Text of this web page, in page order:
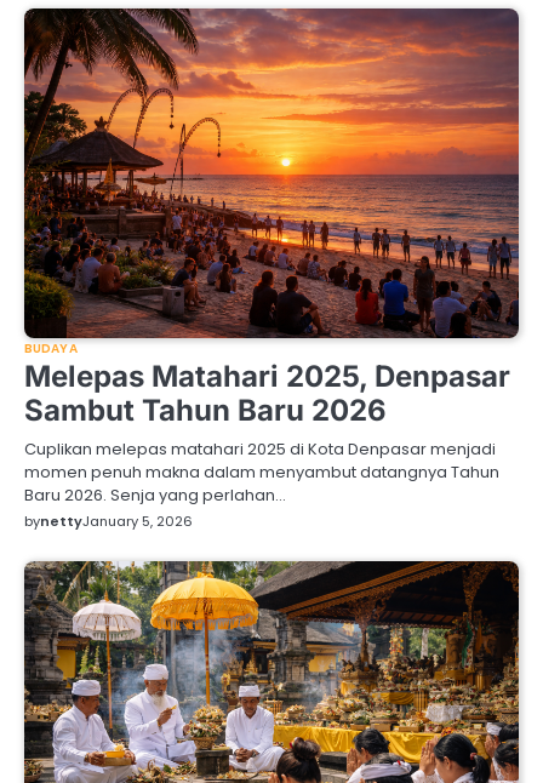
BUDAYA
Melepas Matahari 2025, Denpasar
Sambut Tahun Baru 2026
Cuplikan melepas matahari 2025 di Kota Denpasar menjadi
momen penuh makna dalam menyambut datangnya Tahun
Baru 2026. Senja yang perlahan…
bynettyJanuary 5, 2026